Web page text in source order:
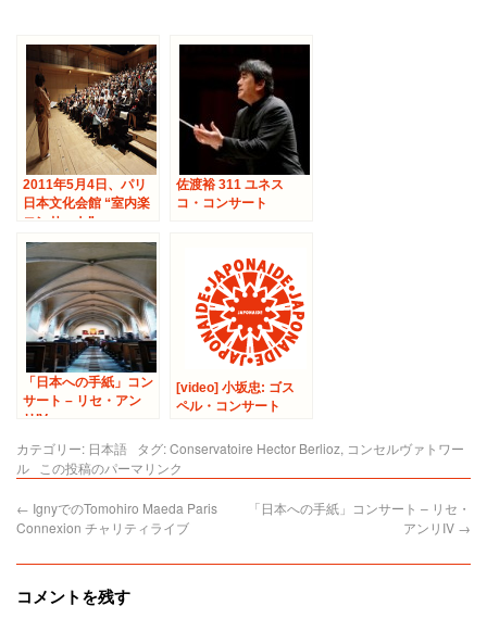
2011年5月4日、パリ
日本文化会館 “室内楽
コンサート”
佐渡裕 311 ユネス
コ・コンサート
「日本への手紙」コン
サート – リセ・アン
リIV
[video] 小坂忠: ゴス
ペル・コンサート
カテゴリー: 日本語 タグ:Conservatoire Hector Berlioz, コンセルヴァトワー
ル
この投稿のパーマリンク
← IgnyでのTomohiro Maeda Paris
Connexion チャリティライブ
「日本への手紙」コンサート – リセ・
アンリIV →
コメントを残す